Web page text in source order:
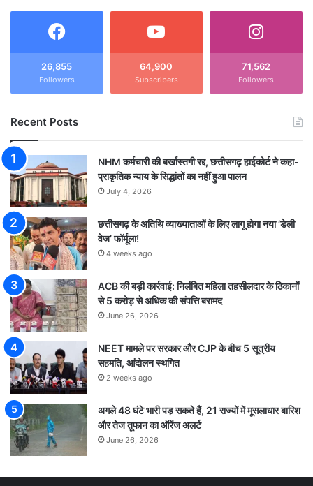
26,855
Followers
64,900
Subscribers
71,562
Followers
Recent Posts
NHM कर्मचारी की बर्खास्तगी रद्द, छत्तीसगढ़ हाईकोर्ट ने कहा-
प्राकृतिक न्याय के सिद्धांतों का नहीं हुआ पालन
July 4, 2026
छत्तीसगढ़ के अतिथि व्याख्याताओं के लिए लागू होगा नया ‘डेली
वेज’ फॉर्मूला!
4 weeks ago
ACB की बड़ी कार्रवाई: निलंबित महिला तहसीलदार के ठिकानों
से 5 करोड़ से अधिक की संपत्ति बरामद
June 26, 2026
NEET मामले पर सरकार और CJP के बीच 5 सूत्रीय
सहमति, आंदोलन स्थगित
2 weeks ago
अगले 48 घंटे भारी पड़ सकते हैं, 21 राज्यों में मूसलाधार बारिश
और तेज तूफान का ऑरेंज अलर्ट
June 26, 2026